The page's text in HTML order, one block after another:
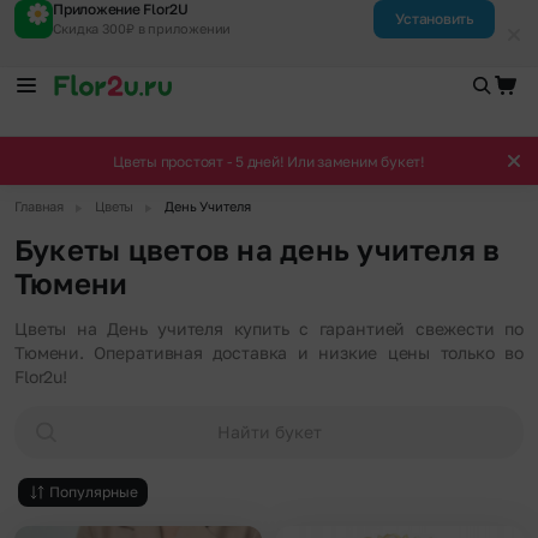
Приложение Flor2U
Скидка 300₽ в приложении
Установить
Цветы простоят - 5 дней! Или заменим букет!
Главная Цветы День Учителя
Букеты цветов на день учителя в
Тюмени
Цветы на День учителя купить с гарантией свежести по
Тюмени. Оперативная доставка и низкие цены только во
Flor2u!
Найти букет
Популярные